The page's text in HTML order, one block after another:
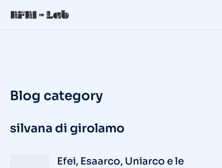
Blog category
silvana di girolamo
Efei, Esaarco, Uniarco e le